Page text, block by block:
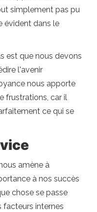
simplement pas pu
évident dans le
est que nous devons
l'avenir
nous apporte
frustrations, car il
ce qui se
amène à
à nos succès
chose se passe
facteurs internes